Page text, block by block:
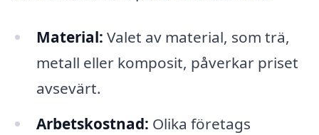
Material: Valet av material, som trä,
metall eller komposit, påverkar priset
avsevärt.
Arbetskostnad: Olika företags